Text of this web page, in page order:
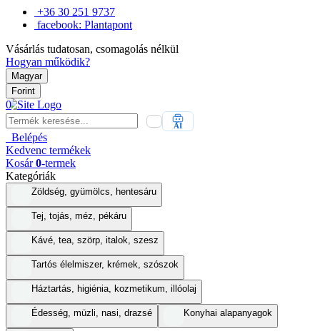
+36 30 251 9737
facebook: Plantapont
Vásárlás tudatosan, csomagolás nélkül
Hogyan működik?
Magyar
Forint
0
AI
Belépés
Kedvenc termékek
Kosár 0-termek
Kategóriák
Zöldség, gyümölcs, hentesáru
Tej, tojás, méz, pékáru
Kávé, tea, szörp, italok, szesz
Tartós élelmiszer, krémek, szószok
Háztartás, higiénia, kozmetikum, illóolaj
Édesség, müzli, nasi, drazsé Konyhai alapanyagok